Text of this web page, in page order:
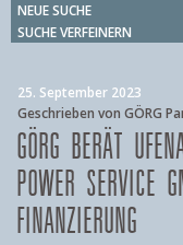
NEUE SUCHE
SUCHE VERFEINERN
25. September 2023
Geschrieben von GÖRG
GÖRG BERÄT
POWER SERVICE
FINANZIERUNG